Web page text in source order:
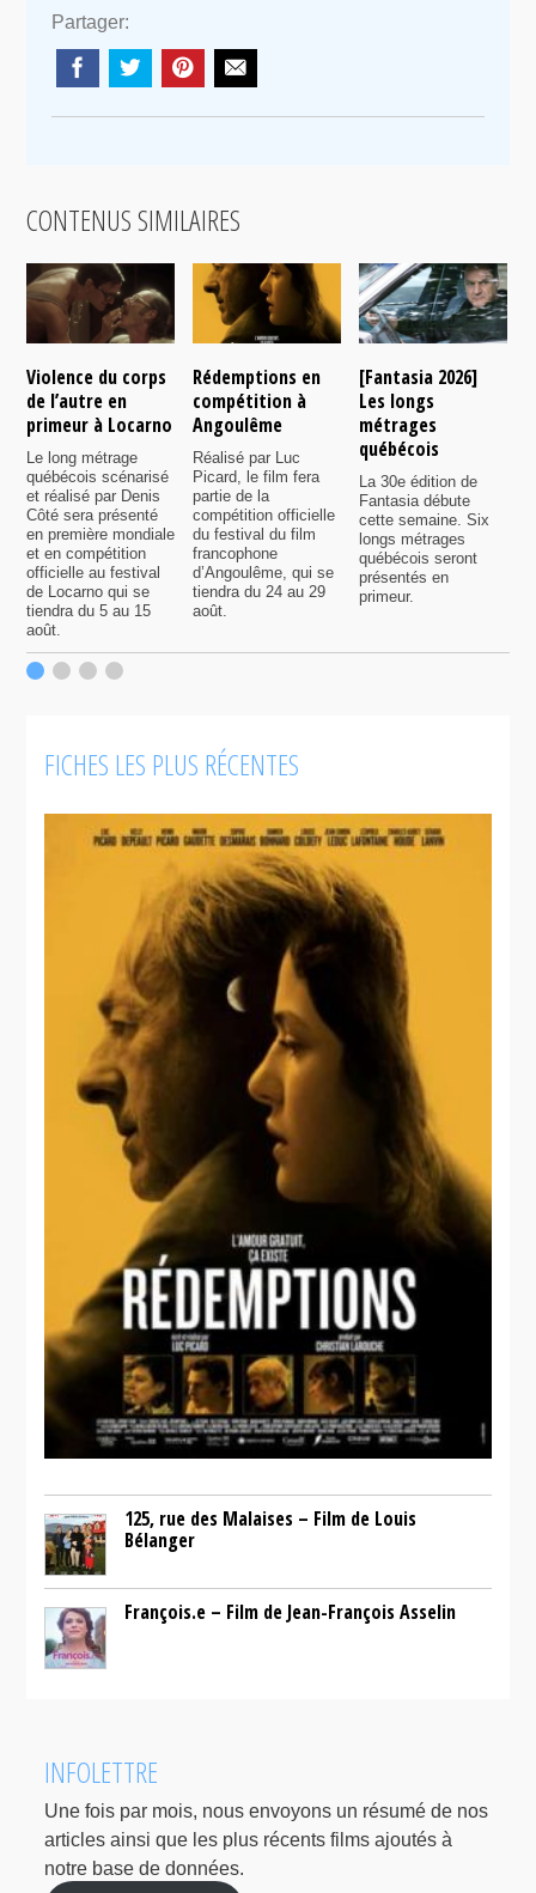
Partager:
CONTENUS SIMILAIRES
Violence du corps
de l’autre en
primeur à Locarno
Le long métrage
québécois scénarisé
et réalisé par Denis
Côté sera présenté
en première mondiale
et en compétition
officielle au festival
de Locarno qui se
tiendra du 5 au 15
août.
Rédemptions en
compétition à
Angoulême
Réalisé par Luc
Picard, le film fera
partie de la
compétition officielle
du festival du film
francophone
d’Angoulême, qui se
tiendra du 24 au 29
août.
[Fantasia 2026]
Les longs
métrages
québécois
La 30e édition de
Fantasia débute
cette semaine. Six
longs métrages
québécois seront
présentés en
primeur.
FICHES LES PLUS RÉCENTES
125, rue des Malaises – Film de Louis
Bélanger
François.e – Film de Jean-François Asselin
INFOLETTRE
Une fois par mois, nous envoyons un résumé de nos
articles ainsi que les plus récents films ajoutés à
notre base de données.